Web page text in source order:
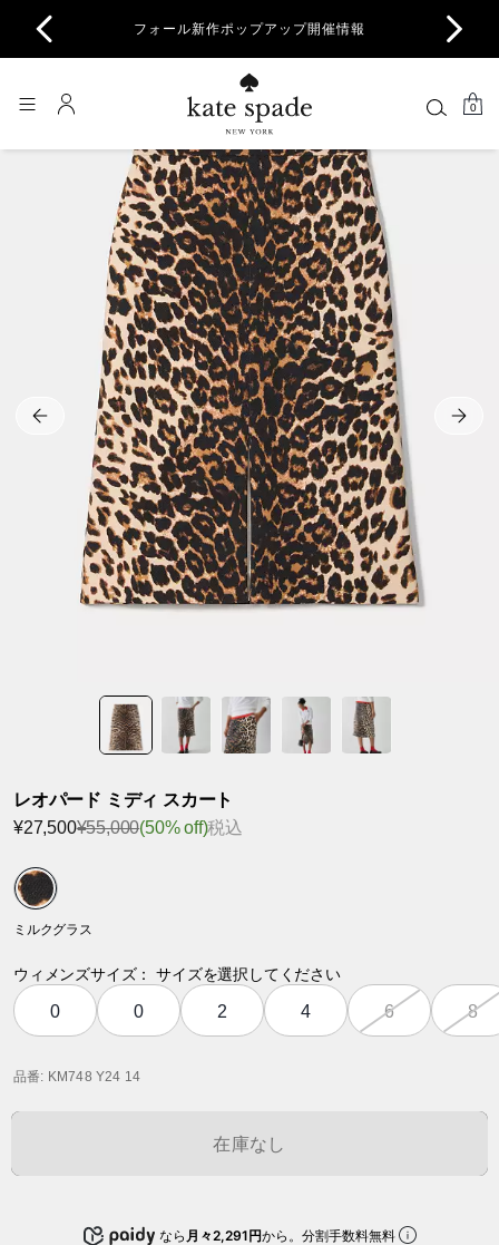
フォール新作ポップアップ開催情報
0
レオパード ミディ スカート
¥27,500¥55,000(50% off)税込
ミルクグラス
ウィメンズサイズ： サイズを選択してください
0 0 2 4 6 8
品番: KM748 Y24 14
在庫なし
なら 月々2,291円から。分割手数料無料